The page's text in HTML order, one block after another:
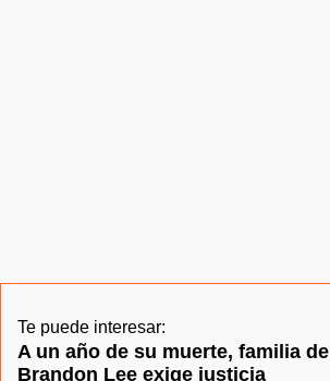
Te puede interesar:
A un año de su muerte, familia de
Brandon Lee exige justicia